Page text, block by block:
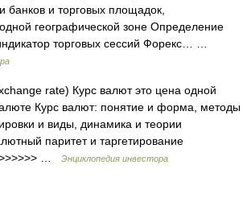
банков и торговых площадок,
географической зоне Определение
торговых сессий Форекс… …
rate) Курс валют это цена одной
Курс валют: понятие и форма, методы
и виды, динамика и теории
паритет и таргетирование
…
Энциклопедия инвестора